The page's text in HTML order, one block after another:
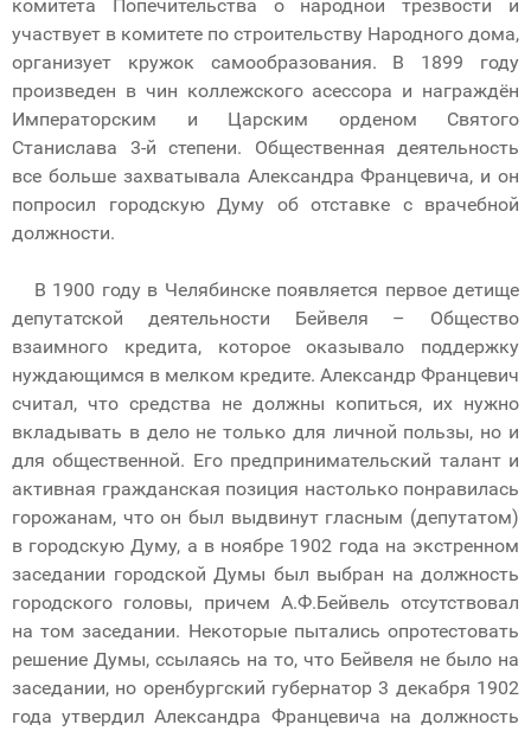
комитета Попечительства о народной трезвости и
участвует в комитете по строительству Народного дома,
организует кружок самообразования. В 1899 году
произведен в чин коллежского асессора и награждён
Императорским и Царским орденом Святого
Станислава 3-й степени. Общественная деятельность
все больше захватывала Александра Францевича, и он
попросил городскую Думу об отставке с врачебной
должности.
В 1900 году в Челябинске появляется первое детище
депутатской деятельности Бейвеля – Общество
взаимного кредита, которое оказывало поддержку
нуждающимся в мелком кредите. Александр Францевич
считал, что средства не должны копиться, их нужно
вкладывать в дело не только для личной пользы, но и
для общественной. Его предпринимательский талант и
активная гражданская позиция настолько понравилась
горожанам, что он был выдвинут гласным (депутатом)
в городскую Думу, а в ноябре 1902 года на экстренном
заседании городской Думы был выбран на должность
городского головы, причем А.Ф.Бейвель отсутствовал
на том заседании. Некоторые пытались опротестовать
решение Думы, ссылаясь на то, что Бейвеля не было на
заседании, но оренбургский губернатор 3 декабря 1902
года утвердил Александра Францевича на должность